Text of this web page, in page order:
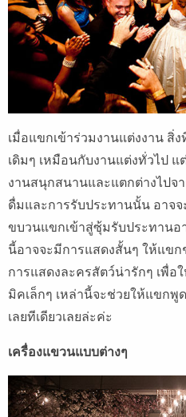
เมื่อแขกเข้าร่วมงานแต่งงาน สิ่
เดิมๆ เหมือนกับงานแต่งทั่วไป
งานสนุกสนานและแตกต่างไปจ
ดื่มและการรับประทานนั้น อาจ
ขบวนแขกเข้าสู่ซุ้มรับประทาน
นี้อาจจะมีการแสดงสั้นๆ ให้แขก
การแสดงละครสัตว์น่ารักๆ เพื่อ
มิคเล็กๆ เหล่านี้จะช่วยให้แขก
เลยทีเดียวเลยล่ะค่ะ
เครื่องแขวนแบบต่างๆ